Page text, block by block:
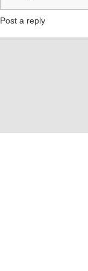
Post a reply